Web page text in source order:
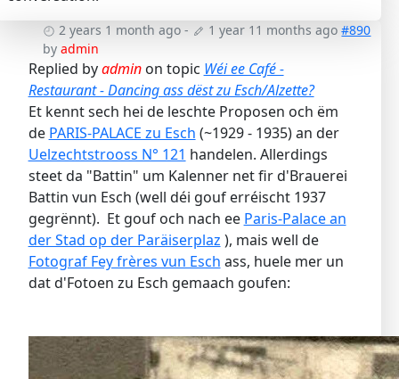
2 years 1 month ago - 1 year 11 months ago #890
byadmin
Replied byadminon topic Wéi ee Café -
Restaurant - Dancing ass dëst zu Esch/Alzette?
Et kennt sech hei de leschte Proposen och ëm
de PARIS-PALACE zu Esch (~1929 - 1935) an der
Uelzechtstrooss N° 121 handelen. Allerdings
steet da "Battin" um Kalenner net fir d'Brauerei
Battin vun Esch (well déi gouf erréischt 1937
gegrënnt). Et gouf och nach ee Paris-Palace an
der Stad op der Paräiserplaz ), mais well de
Fotograf Fey frères vun Esch ass, huele mer un
dat d'Fotoen zu Esch gemaach goufen: